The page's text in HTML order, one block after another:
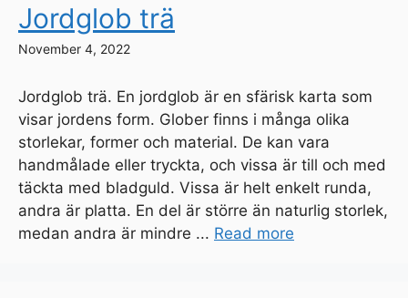
Jordglob trä
November 4, 2022
Jordglob trä. En jordglob är en sfärisk karta som
visar jordens form. Glober finns i många olika
storlekar, former och material. De kan vara
handmålade eller tryckta, och vissa är till och med
täckta med bladguld. Vissa är helt enkelt runda,
andra är platta. En del är större än naturlig storlek,
medan andra är mindre ... Read more